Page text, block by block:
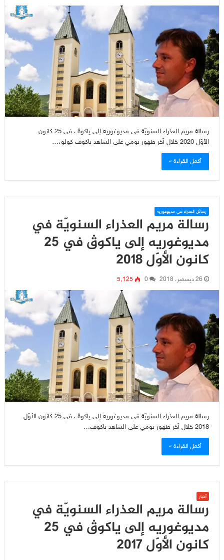
رسالة مريم العذراء السنويّة في مديوغوريه إلى ياكوﭪ في 25 كانون
الأوّل 2020 خلال آخر ظهور يومي على الشاهد ياكوﭪ كولو،…
أكمل القراءة »
رسائل العذراء في مديوغوريه
رسالة مريم العذراء السنويّة في
مديوغوريه إلى ياكوﭪ في 25
كانون الأوّل 2018
26 ديسمبر، 2018 0 5٬125
رسالة مريم العذراء السنويّة في مديوغوريه إلى ياكوﭪ في 25 كانون الأوّل
2018 خلال آخر ظهور يومي على الشاهد ياكوﭪ…
أكمل القراءة »
أخبار
رسالة مريم العذراء السنويّة في
مديوغوريه إلى ياكوﭪ في 25
كانون الأوّل 2017